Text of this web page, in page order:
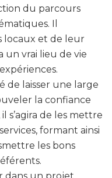
du parcours
Il
locaux et de leur
un vrai lieu de vie
de laisser une large
la confiance
s’agira de les mettre
formant ainsi
les bons